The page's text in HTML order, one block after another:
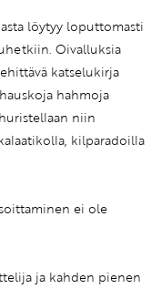
löytyy loputtomasti
Oivalluksia
katselukirja
hahmoja
niin
kilparadoilla
ei ole
ja kahden pienen